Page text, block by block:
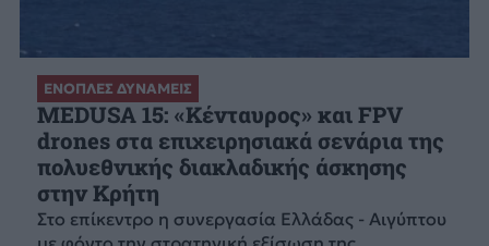
ΕΝΟΠΛΕΣ ΔΥΝΑΜΕΙΣ
MEDUSA 15: «Κένταυρος» και FPV
drones στα επιχειρησιακά σενάρια της
πολυεθνικής διακλαδικής άσκησης
στην Κρήτη
Στο επίκεντρο η συνεργασία Ελλάδας - Αιγύπτου